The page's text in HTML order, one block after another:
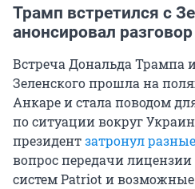
Трамп встретился с
анонсировал
Встреча Дональда Трампа
Зеленского прошла на
Анкаре и стала поводом
по ситуации вокруг
президентзатронул
вопрос передачи лицензии
систем Patriot и